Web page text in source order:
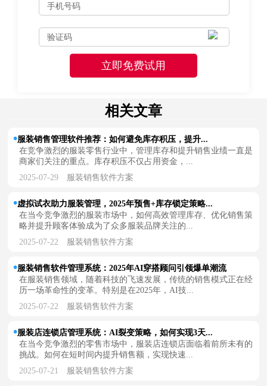
相关文章
服装销售管理软件推荐：如何避免库存积压，提升...
在竞争激烈的服装零售行业中，管理库存和提升销售业绩一直是
商家们关注的重点。库存积压不仅占用资金，...
2025-07-29 服装销售软件方案
虚拟试衣助力服装管理，2025年预售+库存锁定策略...
在当今竞争激烈的服装市场中，如何高效管理库存、优化销售策
略并提升顾客体验成为了众多服装品牌关注的...
2025-07-22 服装销售软件方案
服装销售软件管理系统：2025年AI穿搭顾问引领爆单潮流
在服装销售领域，随着科技的飞速发展，传统的销售模式正在经
历一场革命性的变革。特别是在2025年，AI技...
2025-07-22 服装销售软件方案
服装店连锁店管理系统：AI裂变策略，如何实现3天...
在当今竞争激烈的零售市场中，服装店连锁店面临着前所未有的
挑战。如何在短时间内提升销售额，实现快速...
2025-07-21 服装销售软件方案